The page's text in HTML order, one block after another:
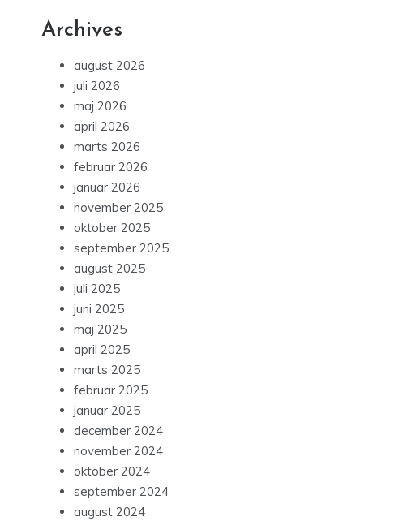
Archives
august 2026
juli 2026
maj 2026
april 2026
marts 2026
februar 2026
januar 2026
november 2025
oktober 2025
september 2025
august 2025
juli 2025
juni 2025
maj 2025
april 2025
marts 2025
februar 2025
januar 2025
december 2024
november 2024
oktober 2024
september 2024
august 2024